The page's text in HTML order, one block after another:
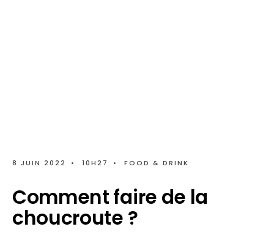
8 JUIN 2022 • 10H27 • FOOD & DRINK
Comment faire de la
choucroute ?